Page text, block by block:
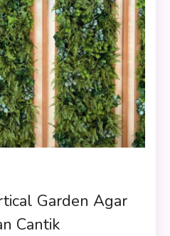
Garden Agar
Cantik